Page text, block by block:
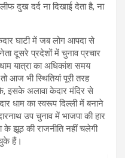
दुख दर्द ना दिखाई देता है, ना
घाटी में जब लोग आपदा से
दूसरे प्रदेशों में चुनाव प्रचार
यात्रा का अधिकांश समय
आज भी स्थितियां पूरी तरह
इसके अलावा केदार मंदिर से
धाम का स्वरूप दिल्ली में बनाने
उप चुनाव में भाजपा की हार
के झूठ की राजनीति नहीं चलेगी
हैं।